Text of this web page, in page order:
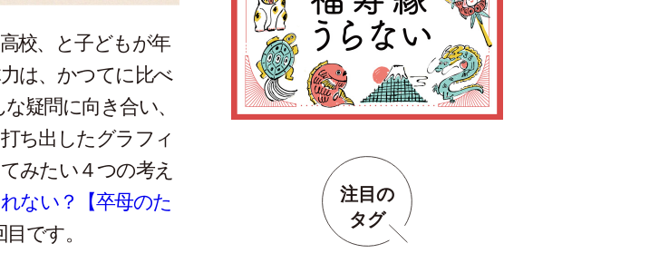
校、と子どもが年
は、かつてに比べ
疑問に向き合い、
ち出したグラフィ
みたい４つの考え
ない？【卒母のた
です。
注目の
タグ